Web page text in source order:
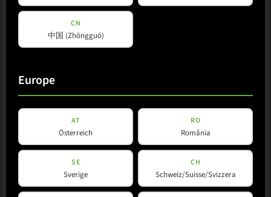
CN
中国 (Zhōngguó)
Europe
AT
Österreich
RO
România
SE
Sverige
CH
Schweiz/Suisse/Svizzera